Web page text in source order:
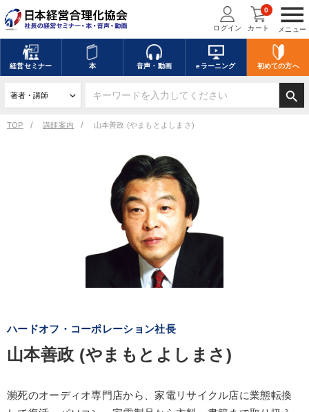
menu
メニュー
ログイン カート
0
経営セミナー 本 音声・動画 eラーニング 初めての方へ
search
TOP 講師案内 山本善政 (やまもとよしまさ)
ハードオフ・コーポレーション社長
山本善政 (やまもとよしまさ)
瀕死のオーディオ専門店から、家電リサイクル店に業態転換